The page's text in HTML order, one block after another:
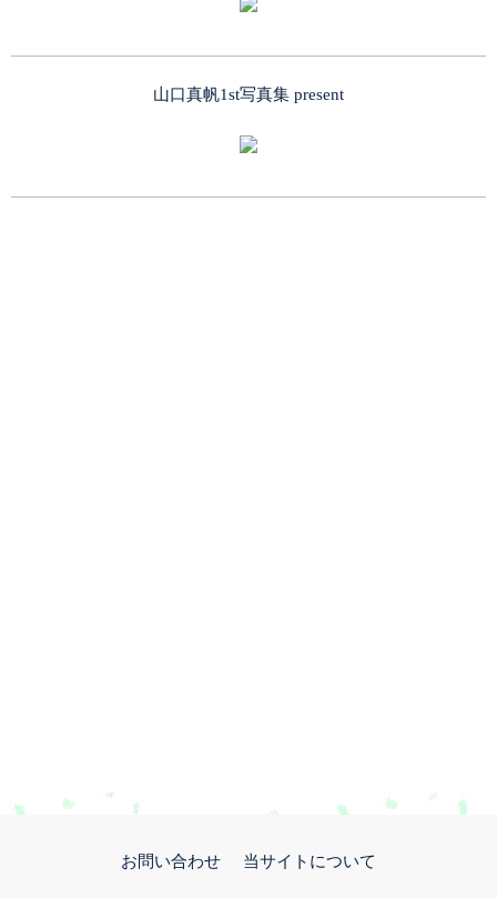
山口真帆1st写真集 present
お問い合わせ 当サイトについて